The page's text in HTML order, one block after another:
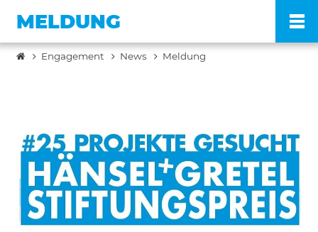
MELDUNG
Engagement News Meldung